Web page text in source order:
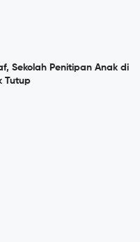
Sekolah Penitipan Anak di
Tutup